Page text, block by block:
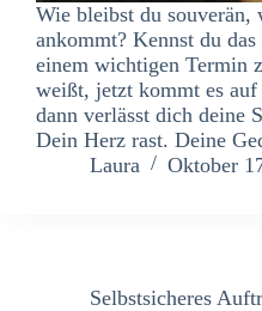
Wie bleibst du souverän,
ankommt? Kennst du
einem wichtigen Termin
weißt, jetzt kommt es
dann verlässt dich deine
Dein Herz rast. Deine
Laura
Oktober
Selbstsicheres